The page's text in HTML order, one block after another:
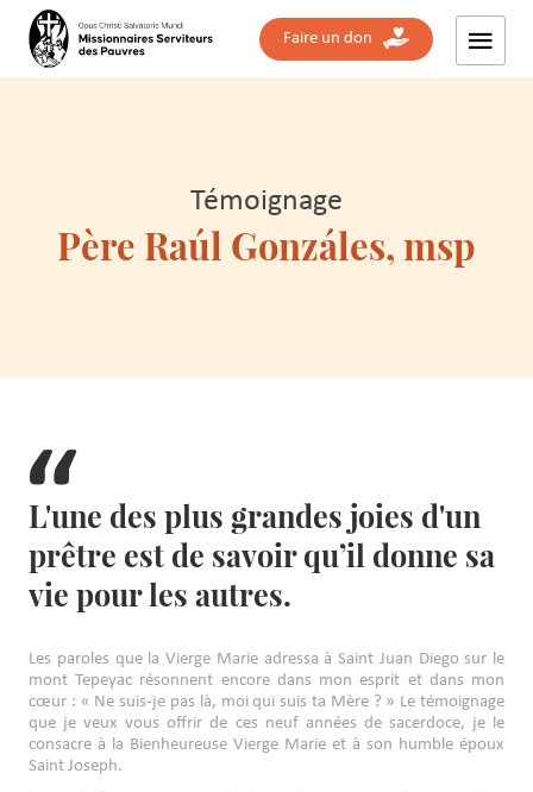
Faire un don
Témoignage
Père Raúl Gonzáles, msp
L'une des plus grandes joies d'un
prêtre est de savoir qu’il donne sa
vie pour les autres.
Les paroles que la Vierge Marie adressa à Saint Juan Diego sur le
mont Tepeyac résonnent encore dans mon esprit et dans mon
cœur : « Ne suis-je pas là, moi qui suis ta Mère ? » Le témoignage
que je veux vous offrir de ces neuf années de sacerdoce, je le
consacre à la Bienheureuse Vierge Marie et à son humble époux
Saint Joseph.